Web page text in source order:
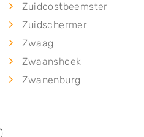
Zuidoostbeemster
Zuidschermer
Zwaag
Zwaanshoek
Zwanenburg
)